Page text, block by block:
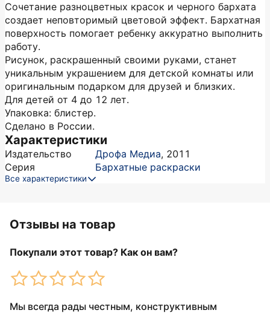
Сочетание разноцветных красок и черного бархата
создает неповторимый цветовой эффект. Бархатная
поверхность помогает ребенку аккуратно выполнить
работу.
Рисунок, раскрашенный своими руками, станет
уникальным украшением для детской комнаты или
оригинальным подарком для друзей и близких.
Для детей от 4 до 12 лет.
Упаковка: блистер.
Сделано в России.
Характеристики
Издательство Дрофа Медиа, 2011
Серия
Бархатные раскраски
Все характеристики
Отзывы на товар
Покупали этот товар? Как он вам?
Мы всегда рады честным, конструктивным